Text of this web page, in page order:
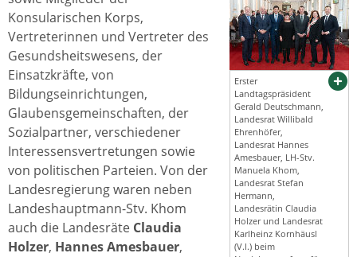
Erster
Landtagspräsident
Gerald Deutschmann,
Landesrat Willibald
Ehrenhöfer,
Landesrat Hannes
Amesbauer, LH-Stv.
Manuela Khom,
Landesrat Stefan
Hermann,
Landesrätin Claudia
Holzer und Landesrat
Karlheinz Kornhäusl
(V.l.) beim
Konsularischen Korps,
Vertreterinnen und Vertreter des
Gesundsheitswesens, der
Einsatzkräfte, von
Bildungseinrichtungen,
Glaubensgemeinschaften, der
Sozialpartner, verschiedener
Interessensvertretungen sowie
von politischen Parteien. Von der
Landesregierung waren neben
Landeshauptmann-Stv. Khom
auch die Landesräte Claudia
Holzer, Hannes Amesbauer,